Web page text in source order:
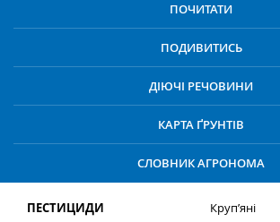
ПОЧИТАТИ
ПОДИВИТИСЬ
ДІЮЧІ РЕЧОВИНИ
КАРТА ҐРУНТІВ
СЛОВНИК АГРОНОМА
ПЕСТИЦИДИ
Круп’яні